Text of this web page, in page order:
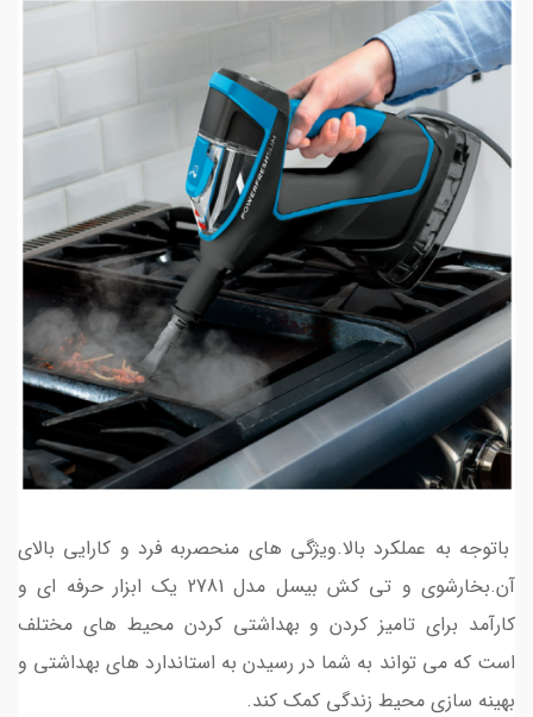
باتوجه به عملکرد بالا.ویژگی های منحصربه فرد و کارایی بالای
آن.بخارشوی و تی کش بیسل مدل 2781 یک ابزار حرفه ای و
کارآمد برای تامیز کردن و بهداشتی کردن محیط های مختلف
است که می تواند به شما در رسیدن به استاندارد های بهداشتی و
بهینه سازی محیط زندگی کمک کند.